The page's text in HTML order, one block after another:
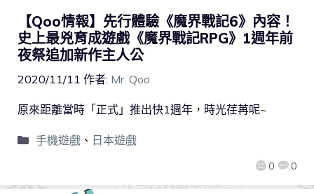
【Qoo情報】先行體驗《魔界戰記6》內容！
史上最兇育成遊戲《魔界戰記RPG》1週年前
夜祭追加新作主人公
2020/11/11 作者: Mr. Qoo
0 0
原來距離當時「正式」推出快1週年，時光荏苒呢~
手機遊戲、 日本遊戲